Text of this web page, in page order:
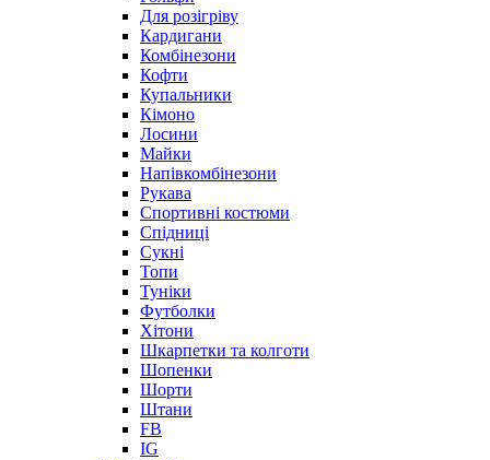
Для розігріву
Кардигани
Комбінезони
Кофти
Купальники
Кімоно
Лосини
Майки
Напівкомбінезони
Рукава
Спортивні костюми
Спідниці
Сукні
Топи
Туніки
Футболки
Хітони
Шкарпетки та колготи
Шопенки
Шорти
Штани
FB
IG